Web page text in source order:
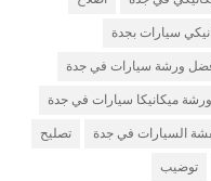
سيارات بجدة
ورشة سيارات في جدة
ميكانيكا سيارات في جدة
السيارات في جدة تصليح
توضيب